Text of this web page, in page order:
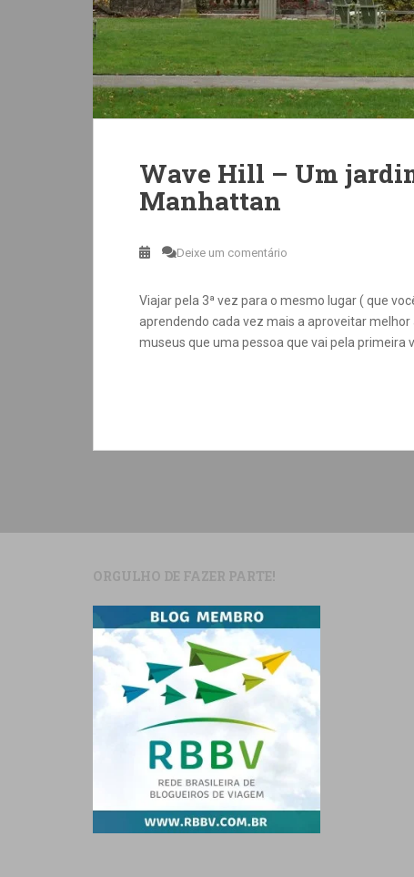
Wave Hill – Um
Manhattan
Deixe um comentário
Viajar pela 3ª vez para o mesmo lugar ( que
aprendendo cada vez mais a aproveitar
museus que uma pessoa que vai pela primeira
ORGULHO DE FAZER PARTE!